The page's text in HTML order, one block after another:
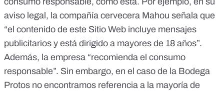
aviso legal , la compañía cervecera Mahou señala que
“el contenido de este Sitio Web incluye mensajes
publicitarios y está dirigido a mayores de 18 años”.
Además, la empresa “recomienda el consumo
responsable”. Sin embargo, en el caso de la Bodega
Protos no encontramos referencia a la mayoría de